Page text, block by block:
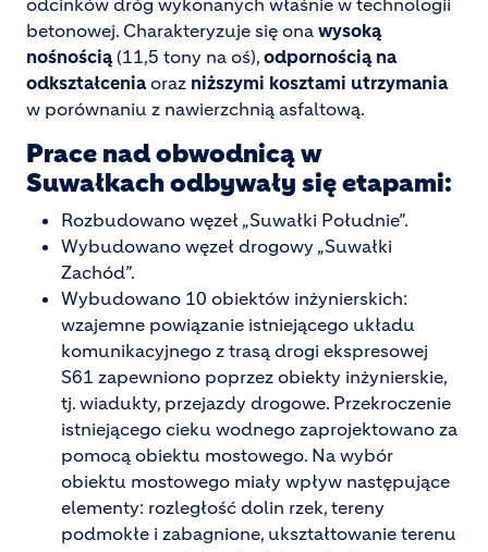
betonowej. Charakteryzuje się ona wysoką
nośnością(11,5 tony na oś), odpornością na
odkształceniaoraz niższymi kosztami utrzymania
w porównaniu z nawierzchnią asfaltową.
Prace nad obwodnicą w
Suwałkach odbywały się etapami:
Rozbudowano węzeł „Suwałki Południe”.
Wybudowano węzeł drogowy „Suwałki
Zachód”.
Wybudowano 10 obiektów inżynierskich:
wzajemne powiązanie istniejącego układu
komunikacyjnego z trasą drogi ekspresowej
S61 zapewniono poprzez obiekty inżynierskie,
tj. wiadukty, przejazdy drogowe. Przekroczenie
istniejącego cieku wodnego zaprojektowano za
pomocą obiektu mostowego. Na wybór
obiektu mostowego miały wpływ następujące
elementy: rozległość dolin rzek, tereny
podmokłe i zabagnione, ukształtowanie terenu